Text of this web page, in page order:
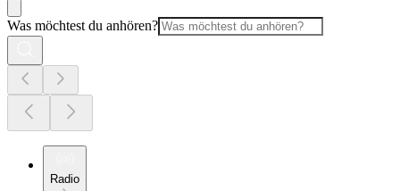
Was möchtest du anhören?
Radio